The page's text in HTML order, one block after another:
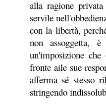
alla ragione
servile
con la libertà,
non assoggetta,
un'imposizione
fronte aile sue
afferma sé stesso
stringendo